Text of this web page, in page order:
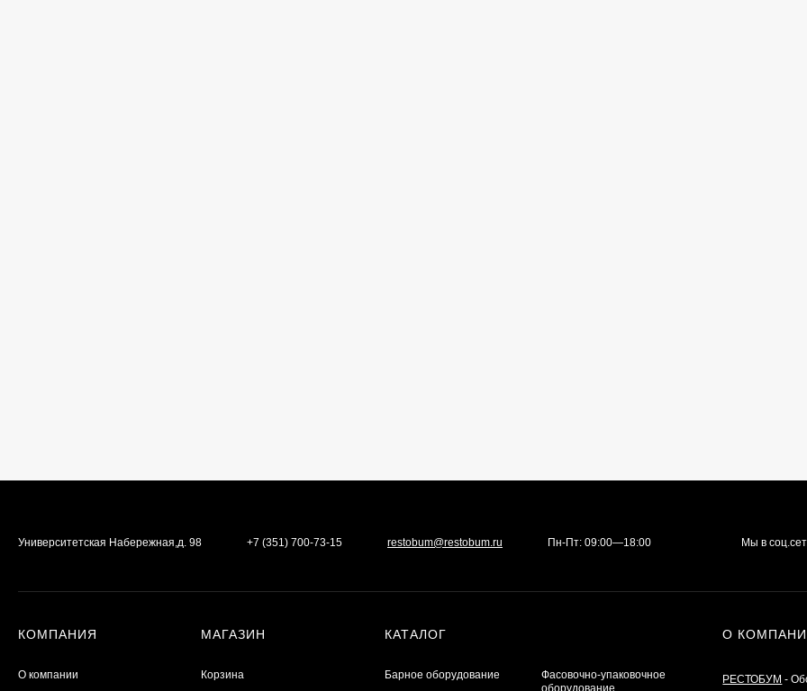
Университетская Набережная,д. 98 +7 (351) 700-73-15 restobum@restobum.ru Пн-Пт: 09:00—18:00 Мы в
КОМПАНИЯ
О компании
МАГАЗИН
Корзина
КАТАЛОГ
Барное оборудование
Фасовочно-упаковочное
оборудование
О
РЕСТОБУМ -